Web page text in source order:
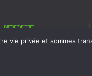
vie privée et sommes